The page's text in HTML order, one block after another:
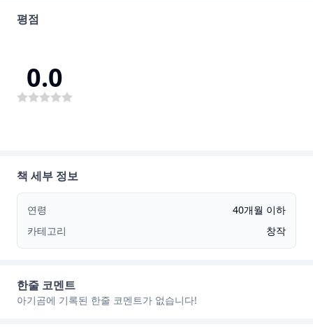
평점
0.0
책 세부 정보
연령
40개월 이하
카테고리
창작
한줄 코멘트
아기곰에 기록된 한줄 코멘트가 없습니다!